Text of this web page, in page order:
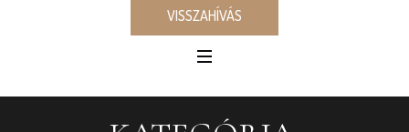
VISSZAHÍVÁS